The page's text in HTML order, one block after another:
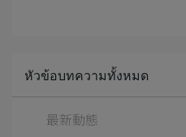
หัวข้อบทความทั้งหมด
最新動態